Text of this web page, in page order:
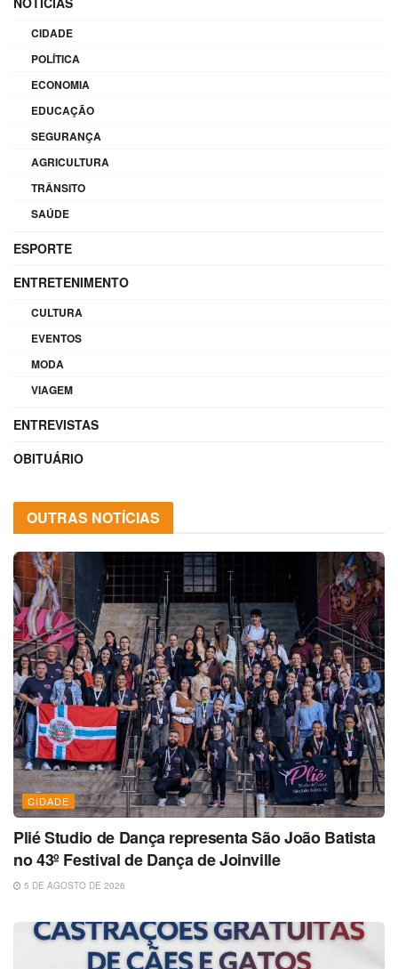
CIDADE
POLÍTICA
ECONOMIA
EDUCAÇÃO
SEGURANÇA
AGRICULTURA
TRÂNSITO
SAÚDE
ESPORTE
ENTRETENIMENTO
CULTURA
EVENTOS
MODA
VIAGEM
ENTREVISTAS
OBITUÁRIO
OUTRAS NOTÍCIAS
CIDADE
Plié Studio de Dança representa São João Batista
no 43º Festival de Dança de Joinville
5 DE AGOSTO DE 2026